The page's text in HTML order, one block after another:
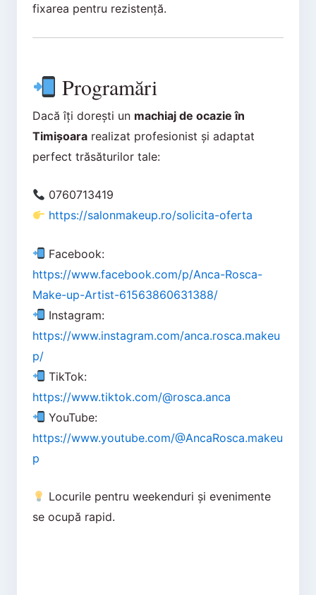
fixarea pentru rezistență.
Programări
Dacă îți dorești un machiaj de ocazie în
Timișoararealizat profesionist și adaptat
perfect trăsăturilor tale:
0760713419
https://salonmakeup.ro/solicita-oferta
Facebook:
https://www.facebook.com/p/Anca-Rosca-
Make-up-Artist-61563860631388/
Instagram:
https://www.instagram.com/anca.rosca.makeu
p/
TikTok:
https://www.tiktok.com/@rosca.anca
YouTube:
https://www.youtube.com/@AncaRosca.makeu
p
Locurile pentru weekenduri și evenimente
se ocupă rapid.